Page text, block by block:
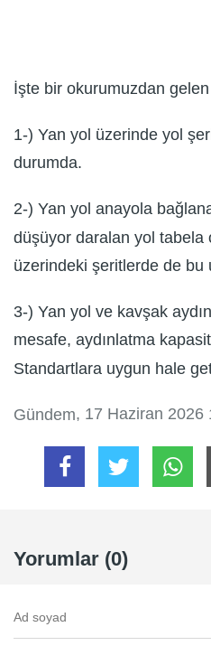
İşte bir okurumuzdan
1-) Yan yol üzerinde yol
durumda.
2-) Yan yol anayola
düşüyor daralan yol tabela
üzerindeki şeritlerde de bu
3-) Yan yol ve kavşak
mesafe, aydınlatma
Standartlara uygun hale
Gündem, 17 Haziran 2026
Yorumlar (0)